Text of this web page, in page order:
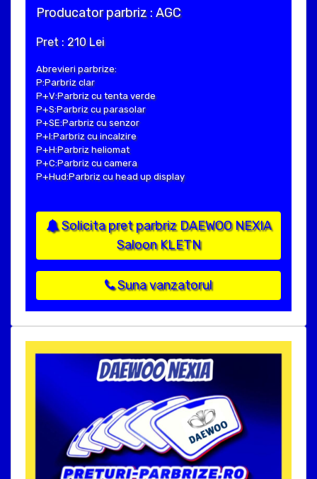
Producator parbriz : AGC
Pret : 210 Lei
Abrevieri parbrize:
P:Parbriz clar
P+V:Parbriz cu tenta verde
P+S:Parbriz cu parasolar
P+SE:Parbriz cu senzor
P+I:Parbriz cu incalzire
P+H:Parbriz heliomat
P+C:Parbriz cu camera
P+Hud:Parbriz cu head up display
Solicita pret parbriz DAEWOO NEXIA
Saloon KLETN
Suna vanzatorul